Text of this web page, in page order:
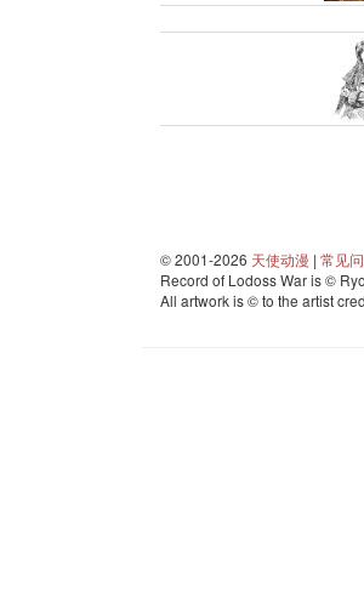
© 2001-2026 天使动漫 | 常见
Record of Lodoss War is ©
All artwork is © to the artist